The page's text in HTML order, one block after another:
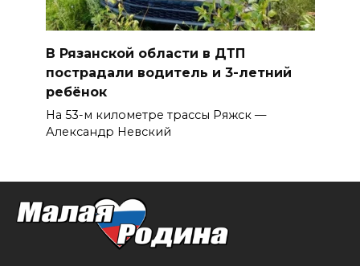
В Рязанской области в ДТП
пострадали водитель и 3-летний
ребёнок
На 53-м километре трассы Ряжск —
Александр Невский